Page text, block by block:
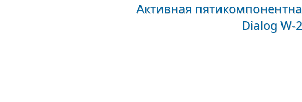
Активная
Dialog W-